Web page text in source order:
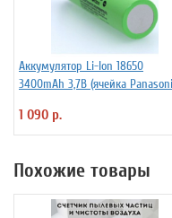
Аккумулятор Li-Ion 18650
3400mAh 3,7В (ячейка Panasonic
1 090 р.
Похожие товары